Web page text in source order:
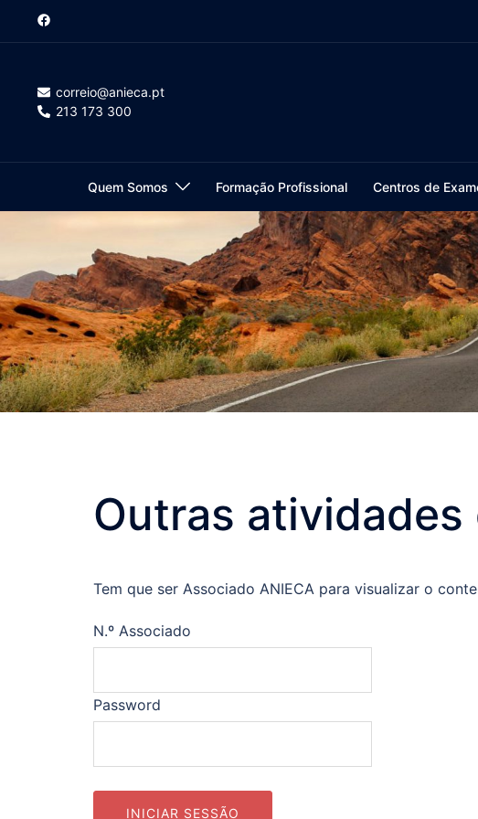
Saltar
conteúdocorreio@anieca.pt
213 173 300
Quem Somos Formação Profissional Centros de
Outras atividades
Tem que ser Associado ANIECA para visualizar o
N.º Associado
Password